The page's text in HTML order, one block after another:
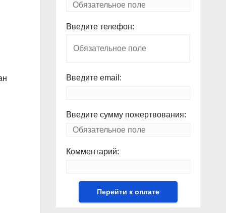
Введите телефон:
Введите email:
Введите сумму пожертвования:
Комментарий: